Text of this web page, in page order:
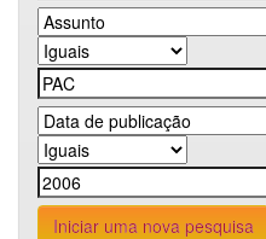
Iniciar uma nova pesquisa